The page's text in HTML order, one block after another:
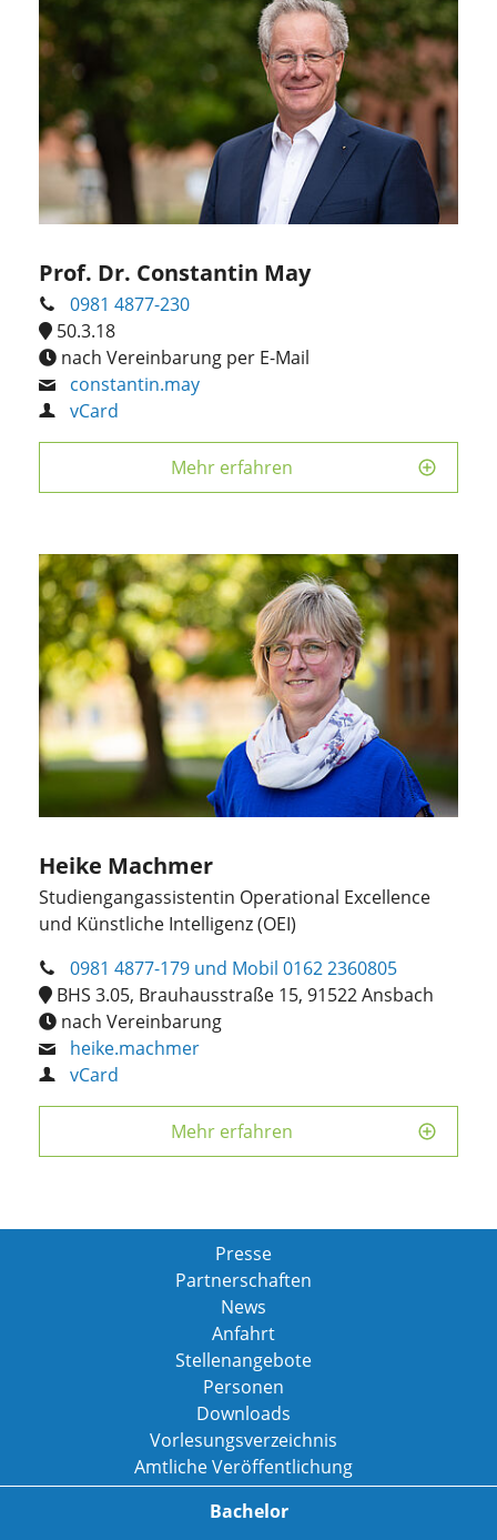
Prof. Dr. Constantin May
0981 4877-230
50.3.18
nach Vereinbarung per E-Mail
constantin.may
vCard
Mehr erfahren
Heike Machmer
Studiengangassistentin Operational Excellence
und Künstliche Intelligenz (OEI)
0981 4877-179 und Mobil 0162 2360805
BHS 3.05, Brauhausstraße 15, 91522 Ansbach
nach Vereinbarung
heike.machmer
vCard
Mehr erfahren
Presse
Partnerschaften
News
Anfahrt
Stellenangebote
Personen
Downloads
Vorlesungsverzeichnis
Amtliche Veröffentlichung
Bachelor